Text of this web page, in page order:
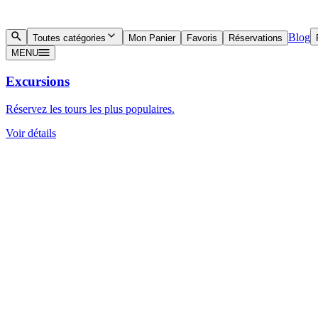
Toutes catégories Mon Panier Favoris Réservations Blog
MENU
Excursions
Réservez les tours les plus populaires.
Voir détails